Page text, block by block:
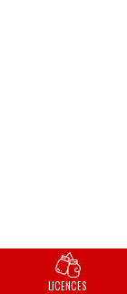
LICENCES